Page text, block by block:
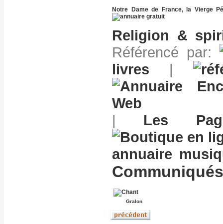
Notre Dame de France, la Vierge
Religion &
Référencé par:
livres |
| Les
annuaire
Gralon